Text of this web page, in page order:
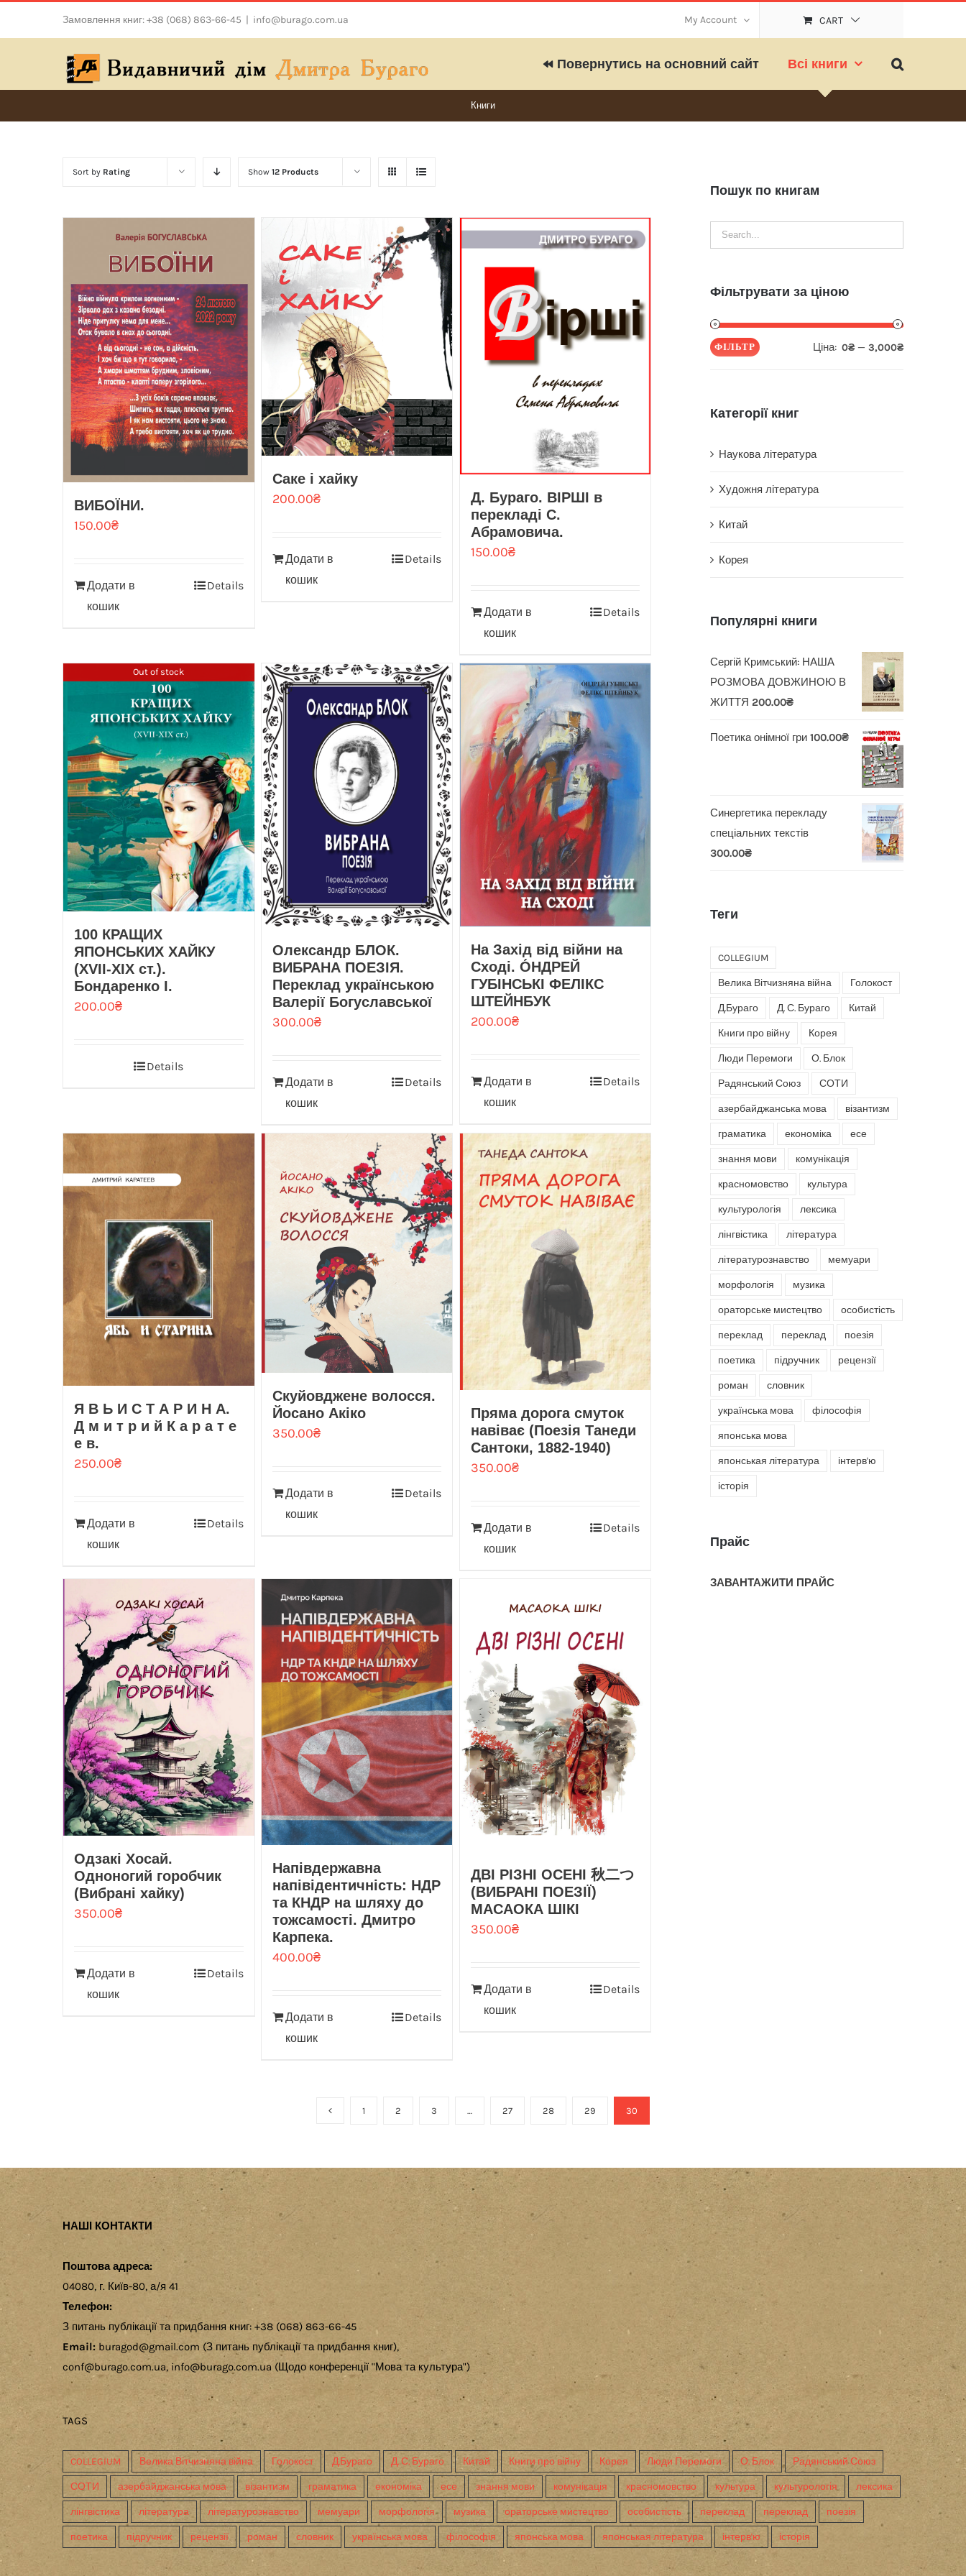
Замовлення книг: +38 (068) 863-66-45 | info@burago.com.ua My Account CART
Повернутись на основний сайт Всі книги
Книги
Sort by Rating Show 12 Products
ВИБОЇНИ.
150.00₴
Додати в
кошик
Details
Саке і хайку
200.00₴
Додати в
кошик
Details
Д. Бураго. ВІРШІ в
перекладі С.
Абрамовича.
150.00₴
Додати в
кошик
Details
Out of stock
100 КРАЩИХ
ЯПОНСЬКИХ ХАЙКУ
(XVII-XIX ст.).
Бондаренко І.
200.00₴
Details
Олександр БЛОК.
ВИБРАНА ПОЕЗІЯ.
Переклад українською
Валерії Богуславської
300.00₴
Додати в
кошик
Details
На Захід від війни на
Сході. О́НДРЕЙ
ГУБІНСЬКІ ФЕЛІКС
ШТЕЙНБУК
200.00₴
Додати в
кошик
Details
Я В Ь И С Т А Р И Н А.
Д м и т р и й К а р а т е
е в.
250.00₴
Додати в
кошик
Details
Скуйовджене волосся.
Йосано Акіко
350.00₴
Додати в
кошик
Details
Пряма дорога смуток
навіває (Поезія Танеди
Сантоки, 1882-1940)
350.00₴
Додати в
кошик
Details
Одзакі Хосай.
Одноногий горобчик
(Вибрані хайку)
350.00₴
Додати в
кошик
Details
Напівдержавна
напівідентичність: НДР
та КНДР на шляху до
тожсамості. Дмитро
Карпека.
400.00₴
Додати в
кошик
Details
ДВІ РІЗНІ ОСЕНІ 秋二つ
(ВИБРАНІ ПОЕЗІЇ)
МАСАОКА ШІКІ
350.00₴
Додати в
кошик
Details
1 2 3 … 27 28 29 30
Пошук по книгам
Фільтрувати за ціною
Мінімальна
Найбільша
ФІЛЬТР Ціна: 0₴ — 3,000₴
Категорії книг
Наукова література
Художня література
Китай
Корея
Популярні книги
Сергій Кримський: НАША
РОЗМОВА ДОВЖИНОЮ В
ЖИТТЯ 200.00₴
Поетика онімної гри 100.00₴
Синергетика перекладу
спеціальних текстів
300.00₴
Теги
COLLEGIUM
Велика Вітчизняна війна Голокост
Д.Бураго Д. С. Бураго Китай
Книги про війну Корея
Люди Перемоги О. Блок
Радянський Союз СОТИ
азербайджанська мова візантизм
граматика економіка есе
знання мови комунікація
красномовство культура
культурологія лексика
лінгвістика література
літературознавство мемуари
морфологія музика
ораторське мистецтво особистість
переклад переклад поезія
поетика підручник рецензії
роман словник
українська мова філософія
японська мова
японськая література інтерв'ю
історія
Прайс
ЗАВАНТАЖИТИ ПРАЙС
НАШІ КОНТАКТИ
Поштова адреса:
04080, г. Київ-80, а/я 41
Телефон:
З питань публікації та придбання книг: +38 (068) 863-66-45
Email: buragod@gmail.com (З питань публікації та придбання книг),
conf@burago.com.ua, info@burago.com.ua (Щодо конференції "Мова та культура")
TAGS
COLLEGIUM Велика Вітчизняна війна Голокост Д.Бураго Д. С. Бураго Китай Книги про війну Корея Люди Перемоги О. Блок Радянський Союз
СОТИ азербайджанська мова візантизм граматика економіка есе знання мови комунікація красномовство культура культурологія лексика
лінгвістика література літературознавство мемуари морфологія музика ораторське мистецтво особистість переклад переклад поезія
поетика підручник рецензії роман словник українська мова філософія японська мова японськая література інтерв'ю історія